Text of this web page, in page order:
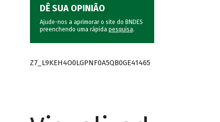
DÊ SUA OPINIÃO
Ajude-nos a aprimorar o site do BNDES
preenchendo uma rápida pesquisa.
Z7_L9KEH4O0LGPNF0A5QB0GE41465